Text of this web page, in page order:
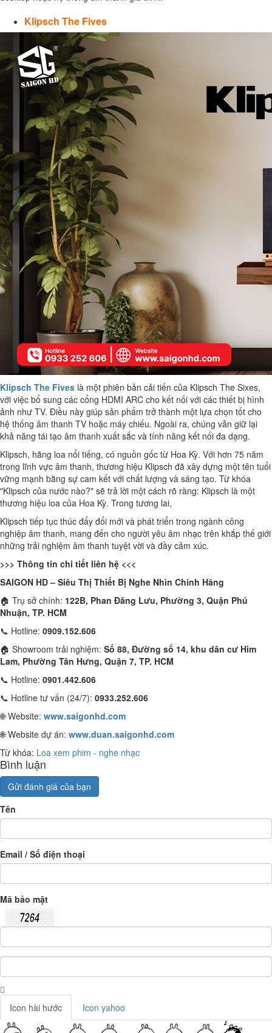
Klipsch The Fives
Klipsch The Fives là một phiên bản cải tiến của Klipsch The Sixes,
với việc bổ sung các cổng HDMI ARC cho kết nối với các thiết bị hình
ảnh như TV. Điều này giúp sản phẩm trở thành một lựa chọn tốt cho
hệ thống âm thanh TV hoặc máy chiếu. Ngoài ra, chúng vẫn giữ lại
khả năng tái tạo âm thanh xuất sắc và tính năng kết nối đa dạng.
Klipsch, hãng loa nổi tiếng, có nguồn gốc từ Hoa Kỳ. Với hơn 75 năm
trong lĩnh vực âm thanh, thương hiệu Klipsch đã xây dựng một tên tuổi
vững mạnh bằng sự cam kết với chất lượng và sáng tạo. Từ khóa
"Klipsch của nước nào?" sẽ trả lời một cách rõ ràng: Klipsch là một
thương hiệu loa của Hoa Kỳ. Trong tương lai,
Klipsch tiếp tục thúc đẩy đổi mới và phát triển trong ngành công
nghiệp âm thanh, mang đến cho người yêu âm nhạc trên khắp thế giới
những trải nghiệm âm thanh tuyệt vời và đầy cảm xúc.
>>> Thông tin chi tiết liên hệ <<<
SAIGON HD – Siêu Thị Thiết Bị Nghe Nhìn Chính Hãng
🏠 Trụ sở chính: 122B, Phan Đăng Lưu, Phường 3, Quận Phú
Nhuận, TP. HCM
📞 Hotline: 0909.152.606
🏠 Showroom trải nghiệm: Số 88, Đường số 14, khu dân cư Him
Lam, Phường Tân Hưng, Quận 7, TP. HCM
📞 Hotline: 0901.442.606
📞 Hotline tư vấn (24/7): 0933.252.606
🌐 Website: www.saigonhd.com
🌐 Website dự án: www.duan.saigonhd.com
Từ khóa: Loa xem phim - nghe nhạc
Bình luận
Gửi đánh giá của bạn
Tên
Email / Số điện thoại
Mã bảo mật
Icon hài hước Icon yahoo